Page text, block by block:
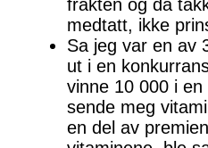
frakten og da
medtatt, ikke
Sa jeg var en av
ut i en
vinne 10 000 i
sende meg
en del av